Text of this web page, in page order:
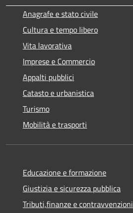
Anagrafe e stato civile
Cultura e tempo libero
Vita lavorativa
Imprese e Commercio
Appalti pubblici
Catasto e urbanistica
Turismo
Mobilità e trasporti
Educazione e formazione
Giustizia e sicurezza pubblica
Tributi,finanze e contravvenzioni